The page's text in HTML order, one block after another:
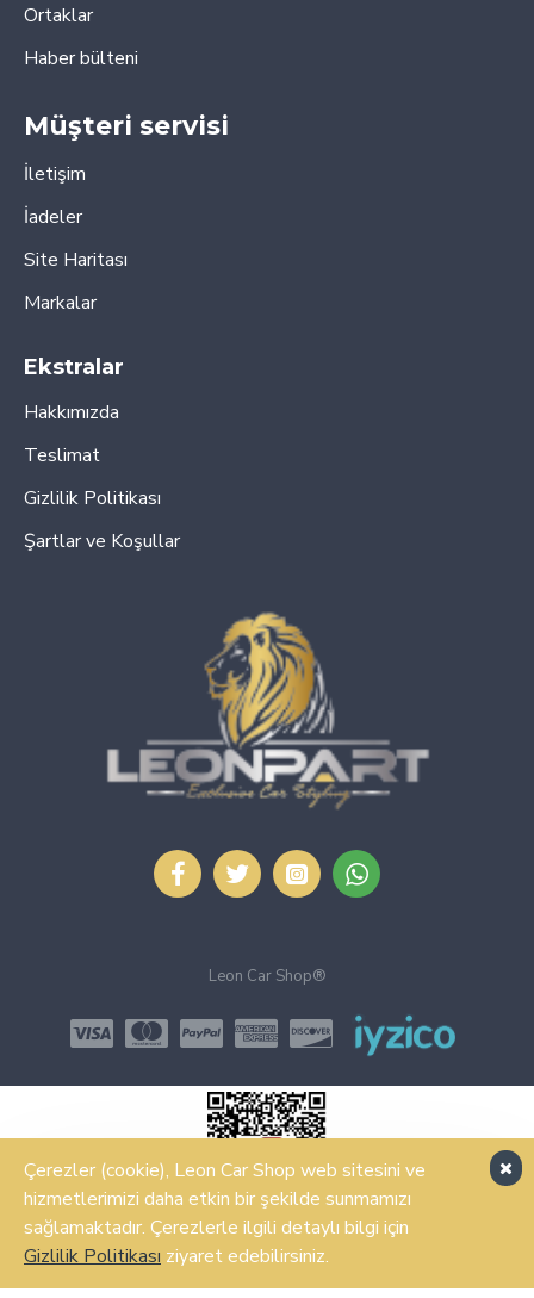
ŞIMDI SATIN AL
Ortaklar
Haber bülteni
Müşteri servisi
İletişim
İadeler
Site Haritası
Markalar
Ekstralar
Hakkımızda
Teslimat
Gizlilik Politikası
Şartlar ve Koşullar
Leon Car Shop®
Design, Hosting & Support By Shopgez.com
Çerezler (cookie), Leon Car Shop web sitesini ve
hizmetlerimizi daha etkin bir şekilde sunmamızı
sağlamaktadır. Çerezlerle ilgili detaylı bilgi için
Gizlilik Politikası ziyaret edebilirsiniz.